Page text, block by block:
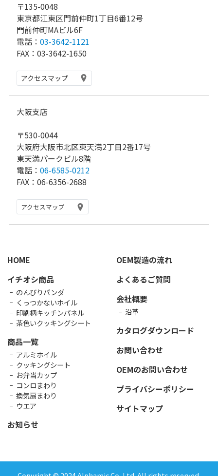
〒135-0048
東京都江東区門前仲町1丁目6番12号
門前仲町MAビル6F
電話： 03-3642-1121
FAX：03-3642-1650
アクセスマップ
大阪支店
〒530-0044
大阪府大阪市北区東天満2丁目2番17号
東天満パークビル8階
電話： 06-6585-0212
FAX：06-6356-2688
アクセスマップ
HOME
イチオシ商品
のんびりパンダ
くっつかないホイル
印刷柄キッチンパネル
茶色いクッキングシート
商品一覧
アルミホイル
クッキングシート
お弁当カップ
コンロまわり
換気扇まわり
ウエア
お知らせ
OEM製造の流れ
よくあるご質問
会社概要
沿革
カタログダウンロード
お問い合わせ
OEMのお問い合わせ
プライバシーポリシー
サイトマップ